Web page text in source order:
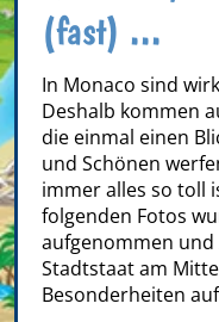
(fast) ...
In Monaco sind
Deshalb kommen
die einmal einen
und Schönen
immer alles so toll
folgenden Fotos
aufgenommen und
Stadtstaat am
Besonderheiten